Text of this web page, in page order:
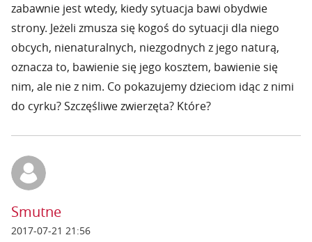
zabawnie jest wtedy, kiedy sytuacja bawi obydwie
strony. Jeżeli zmusza się kogoś do sytuacji dla niego
obcych, nienaturalnych, niezgodnych z jego naturą,
oznacza to, bawienie się jego kosztem, bawienie się
nim, ale nie z nim. Co pokazujemy dzieciom idąc z nimi
do cyrku? Szczęśliwe zwierzęta? Które?
Smutne
2017-07-21 21:56